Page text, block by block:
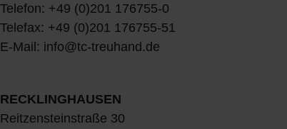
Telefon: +49 (0)201 176755-0
Telefax: +49 (0)201 176755-51
E-Mail: info@tc-treuhand.de
RECKLINGHAUSEN
Reitzensteinstraße 30